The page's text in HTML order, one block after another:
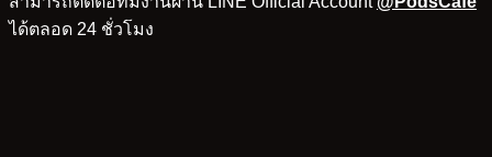
ได้ตลอด 24 ชั่วโมง